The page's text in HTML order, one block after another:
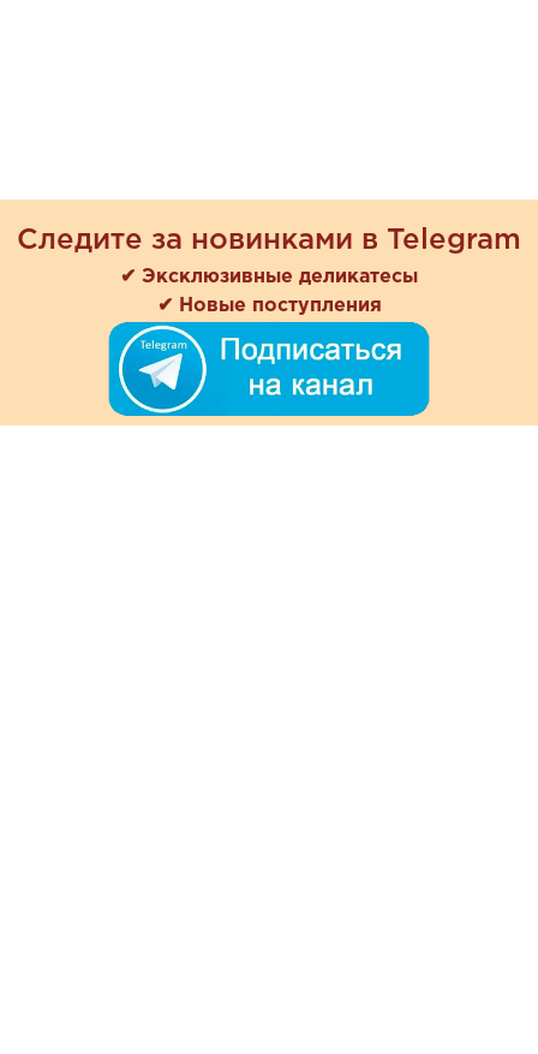
Следите за новинками в Telegram
✔ Эксклюзивные деликатесы
✔ Новые поступления